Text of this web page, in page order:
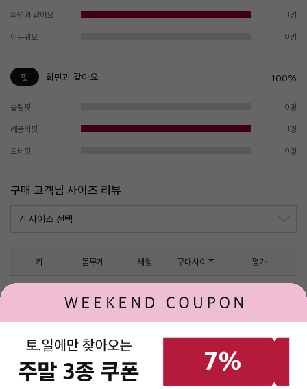
화면과 같아요 1명
어두워요 0명
핏 화면과 같아요 100%
슬림핏 0명
레귤러핏 1명
오버핏 0명
구매 고객님 사이즈 리뷰
키 몸무게 체형 구매사이즈 평가
고객님들의 사이즈 리뷰 내역이 존재하지 않습니다.